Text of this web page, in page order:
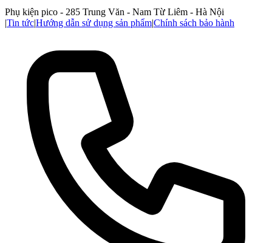
Phụ kiện pico - 285 Trung Văn - Nam Từ Liêm - Hà Nội
|Tin tức|Hướng dẫn sử dụng sản phẩm|Chính sách bảo hành